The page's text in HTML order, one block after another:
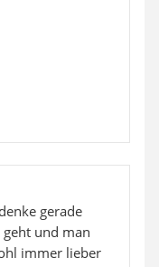
gerade
und man
immer lieber